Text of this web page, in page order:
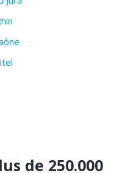
de 250.000